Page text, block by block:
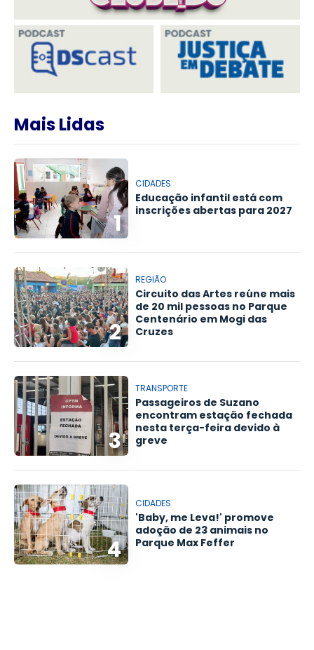
Mais Lidas
1
CIDADES
Educação infantil está com
inscrições abertas para 2027
2
REGIÃO
Circuito das Artes reúne mais
de 20 mil pessoas no Parque
Centenário em Mogi das
Cruzes
3
TRANSPORTE
Passageiros de Suzano
encontram estação fechada
nesta terça-feira devido à
greve
4
CIDADES
'Baby, me Leva!' promove
adoção de 23 animais no
Parque Max Feffer